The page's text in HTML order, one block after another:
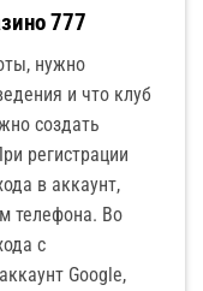
777
нужно
и что клуб
создать
регистрации
в аккаунт,
телефона. Во
с
Google,